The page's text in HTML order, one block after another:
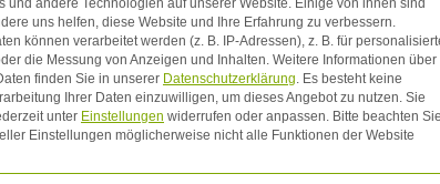
Sachsen
und andere Technologien auf unserer Website. Einige von ihnen sind
uns helfen, diese Website und Ihre Erfahrung zu verbessern.
können verarbeitet werden (z. B. IP-Adressen), z. B. für
die Messung von Anzeigen und Inhalten. Weitere Informationen über
finden Sie in unserer Datenschutzerklärung. Es besteht keine
Ihrer Daten einzuwilligen, um dieses Angebot zu nutzen. Sie
unter Einstellungen widerrufen oder anpassen. Bitte beachten
Einstellungen möglicherweise nicht alle Funktionen der Website